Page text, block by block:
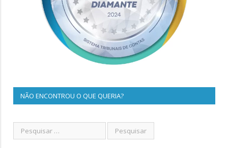
NÃO ENCONTROU O QUE QUERIA?